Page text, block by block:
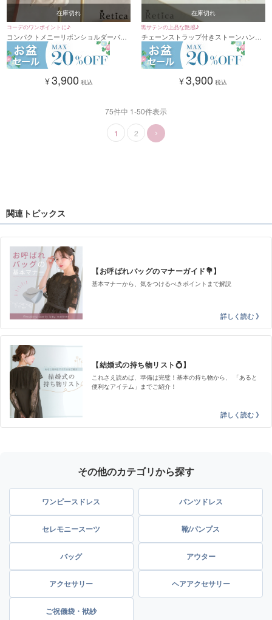
在庫切れ
コーデのワンポイントに♪
コンパクトメニーリボンショルダーバッ
グ(ベージュ/ブラック/ピンク)
¥3,900 税込
在庫切れ
黒サテンの上品な艶感♪
チェーンストラップ付きストーンハンド
ル2Wayサテンハンドミニバッグ(ブラッ
ク)
¥3,900 税込
75件中 1-50件表示
1 2
関連トピックス
【お呼ばれバッグのマナーガイド💐】
基本マナーから、気をつけるべきポイントまで解説
【結婚式の持ち物リスト💍】
これさえ読めば、準備は完璧！基本の持ち物から、 「あると
便利なアイテム」までご紹介！
その他のカテゴリから探す
ワンピースドレス パンツドレス
セレモニースーツ 靴/パンプス
バッグ アウター
アクセサリー ヘアアクセサリー
ご祝儀袋・袱紗